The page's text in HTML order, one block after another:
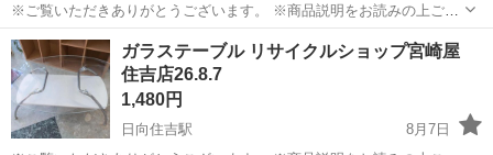
※ご覧いただきありがとうございます。 ※商品説明をお読みの上ご納
得の上でご購入お願い致します 。 こちらの商品は住吉店にございま
す。 商品名：L字テーブル 状態：中古品 サイズ 幅 120 奥行
...
宮崎 宮崎市 オフィス用家具 専門
ガラステーブル リサイクルショップ宮崎屋
住吉店26.8.7
1,480円
日向住吉駅
8月7日